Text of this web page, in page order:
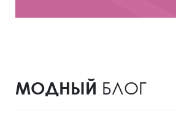
МОДНЫЙ БЛОГ